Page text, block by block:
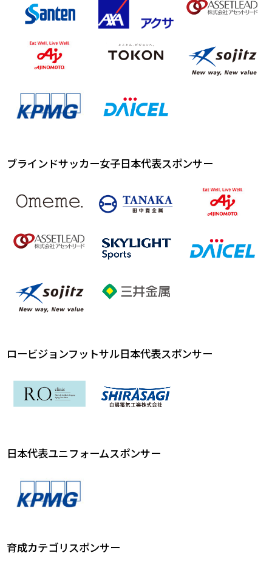
ブラインドサッカー女子日本代表スポンサー
ロービジョンフットサル日本代表スポンサー
日本代表ユニフォームスポンサー
育成カテゴリスポンサー